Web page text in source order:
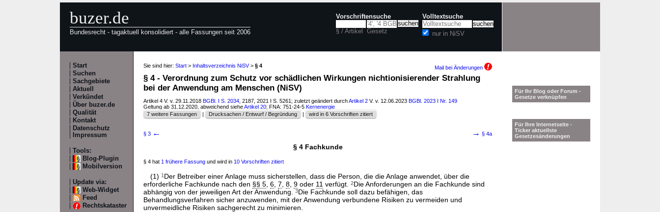
buzer.de
Bundesrecht - tagaktuell konsolidiert - alle Fassungen seit 2006
Vorschriftensuche
§ / Artikel Gesetz
Volltextsuche
nur in NiSV
Start
Suchen
Sachgebiete
Aktuell
Verkündet
Über buzer.de
Qualität
Kontakt
Datenschutz
Impressum
Tools:
Blog-Plugin
Mobilversion
Update via:
Web-Widget
Feed
Rechtskataster
Sie sind hier: Start > Inhaltsverzeichnis NiSV> § 4 Mail bei Änderungen
§ 4 - Verordnung zum Schutz vor schädlichen Wirkungen nichtionisierender Strahlung
bei der Anwendung am Menschen (NiSV)
Artikel 4 V. v. 29.11.2018 BGBl. I S. 2034 , 2187, 2021 I S. 5261; zuletzt geändert durchArtikel 2 V. v. 12.06.2023 BGBl. 2023 I Nr. 149
Geltung ab 31.12.2020, abweichend sieheArtikel 20; FNA: 751-24-5 Kernenergie
7 weitere Fassungen
| Drucksachen / Entwurf / Begründung | wird in 6 Vorschriften zitiert
§ 3 ← → § 4a
§ 4 Fachkunde
§ 4 hat 1 frühere Fassung und wird in 10 Vorschriften zitiert
(1) 1Der Betreiber einer Anlage muss sicherstellen, dass die Person, die die Anlage anwendet, über die
erforderliche Fachkunde nach den §§ 5 6 7 8 9 oder 11 verfügt. 2Die Anforderungen an die Fachkunde sind
abhängig von der jeweiligen Art der Anwendung.
3Die Fachkunde soll dazu befähigen, das
Behandlungsverfahren sicher anzuwenden, mit der Anwendung verbundene Risiken zu vermeiden und
unvermeidliche Risiken sachgerecht zu minimieren.
Für Ihr Blog oder Forum -
Gesetze verknüpfen
Für Ihre Internetseite -
Ticker aktuellste
Gesetzesänderungen